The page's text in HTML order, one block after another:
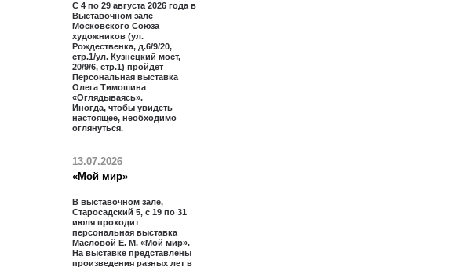
С 4 по 29 августа 2026 года в
Выставочном зале
Московского Союза
художников (ул.
Рождественка, д.6/9/20,
стр.1/ул. Кузнецкий мост,
20/9/6, стр.1) пройдет
Персональная выставка
Олега Тимошина
«Оглядываясь».
Иногда, чтобы увидеть
настоящее, необходимо
оглянуться.
13.07.2026
«Мой мир»
В выставочном зале,
Старосадский 5, с 19 по 31
июля проходит
персональная выставка
Масловой Е. М. «Мой мир».
На выставке представлены
произведения разных лет в